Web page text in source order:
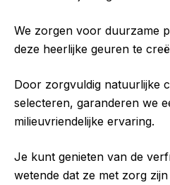
We zorgen voor duurzame
deze heerlijke geuren te
Door zorgvuldig natuurlijke
selecteren, garanderen we
milieuvriendelijke ervaring.
Je kunt genieten van de
wetende dat ze met zorg